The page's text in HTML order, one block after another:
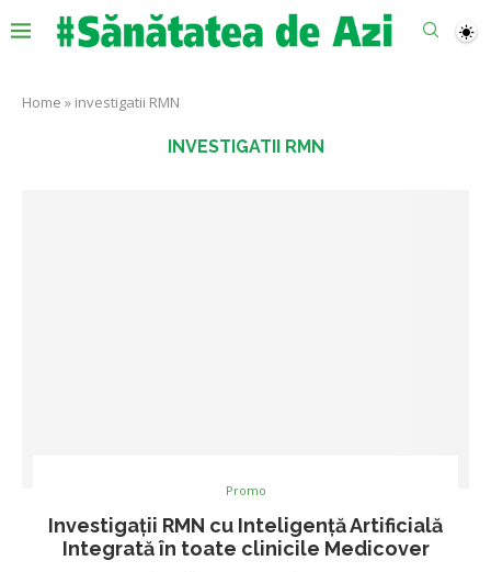
Home » investigatii RMN
INVESTIGATII RMN
Promo
Investigații RMN cu Inteligență Artificială
Integrată în toate clinicile Medicover